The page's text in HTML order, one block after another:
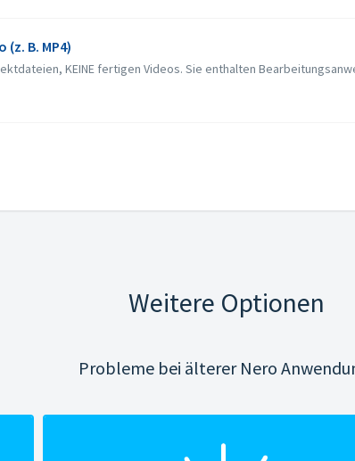
B. MP4)
KEINE fertigen Videos. Sie enthalten
Weitere Optionen
Probleme bei älterer Nero